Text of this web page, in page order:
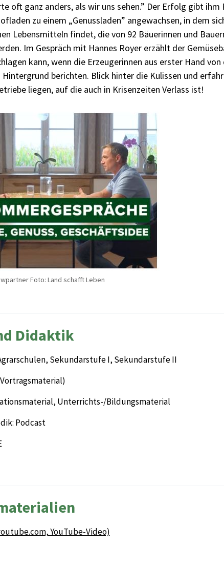
oft ganz anders, als wir uns sehen.” Der Erfolg gibt ihm
zu einem „Genussladen” angewachsen, in dem
Lebensmitteln findet, die von 92 Bäuerinnen und
Im Gespräch mit Hannes Royer erzählt der
kann, wenn die Erzeugerinnen aus erster Hand von
berichten. Blick hinter die Kulissen und
liegen, auf die auch in Krisenzeiten Verlass ist!
Foto: Land schafft Leben
Didaktik
Sekundarstufe I, Sekundarstufe II
Unterrichts-/Bildungsmaterial
Podcast
YouTube-Video)